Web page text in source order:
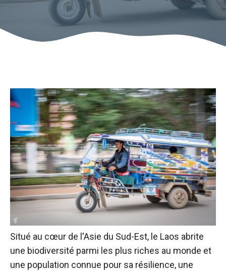
Situé au cœur de l'Asie du Sud-Est, le Laos abrite
une biodiversité parmi les plus riches au monde et
une population connue pour sa résilience, une